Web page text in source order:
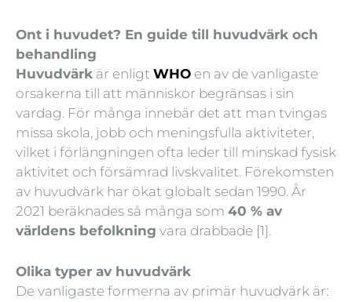
Ont i huvudet? En guide till huvudvärk och
behandling
Huvudvärk är enligt WHO en av de vanligaste
orsakerna till att människor begränsas i sin
vardag. För många innebär det att man tvingas
missa skola, jobb och meningsfulla aktiviteter,
vilket i förlängningen ofta leder till minskad fysisk
aktivitet och försämrad livskvalitet. Förekomsten
av huvudvärk har ökat globalt sedan 1990. År
2021 beräknades så många som 40 % av
världens befolkning vara drabbade [1].
Olika typer av huvudvärk
De vanligaste formerna av primär huvudvärk är: